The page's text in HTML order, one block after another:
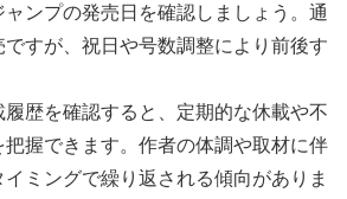
ャンプの発売日を確認しましょう。通
すが、祝日や号数調整により前後す
歴を確認すると、定期的な休載や不
握できます。作者の体調や取材に伴
ミングで繰り返される傾向がありま